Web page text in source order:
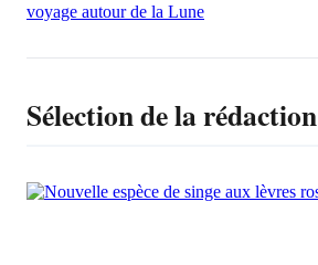
voyage autour de la Lune
Sélection de la rédaction